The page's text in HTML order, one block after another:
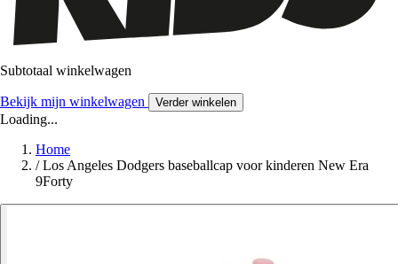
Subtotaal winkelwagen
Bekijk mijn winkelwagen Verder winkelen
Loading...
Home
/ Los Angeles Dodgers baseballcap voor kinderen New Era
9Forty